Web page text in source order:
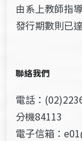
由系上教師指
發行期數則已
聯絡我們
電話：
分機84113
電子信箱：